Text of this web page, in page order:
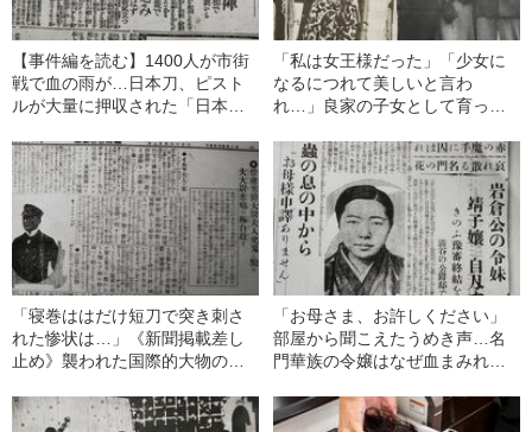
【事件編を読む】1400人が市街
戦で血の雨が…日本刀、ピスト
ルが大量に押収された「日本最
か？
「私は女王様だった」「少女に
なるにつれて美しいと言わ
れ…」良家の子女として育った
倫”の重い一歩
「寝巻ははだけ短刀で突き刺さ
れた惨状は…」《新聞掲載差し
止め》襲われた国際的大物の令
「お母さま、お許しください」
部屋から聞こえたうめき声…名
門華族の令嬢はなぜ血まみれに